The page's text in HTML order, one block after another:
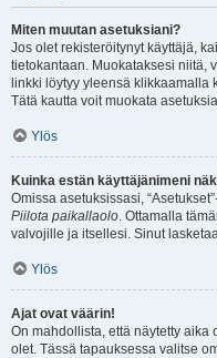
Miten muutan asetuksiani?
Jos olet rekisteröitynyt käyttäjä,
tietokantaan. Muokataksesi niitä,
linkki löytyy yleensä
Tätä kautta voit muokata
Ylös
Kuinka estän käyttäjänimeni
Omissa asetuksissasi,
Piilota paikallaolo. Ottamalla
valvojille ja itsellesi. Sinut
Ylös
Ajat ovat väärin!
On mahdollista, että näytetty aika
olet. Tässä tapauksessa valitse